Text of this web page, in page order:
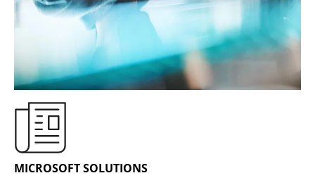
KARRIERE
MICROSOFT SOLUTIONS